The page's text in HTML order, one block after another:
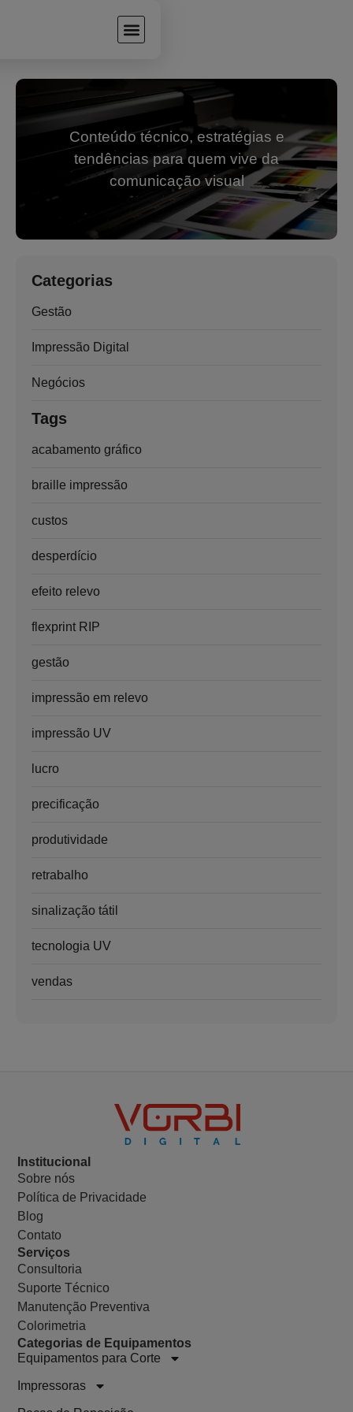
Conteúdo técnico, estratégias e
tendências para quem vive da
comunicação visual
Categorias
Gestão
Impressão Digital
Negócios
Tags
acabamento gráfico
braille impressão
custos
desperdício
efeito relevo
flexprint RIP
gestão
impressão em relevo
impressão UV
lucro
precificação
produtividade
retrabalho
sinalização tátil
tecnologia UV
vendas
Institucional
Sobre nós
Política de Privacidade
Blog
Contato
Serviços
Consultoria
Suporte Técnico
Manutenção Preventiva
Colorimetria
Categorias de Equipamentos
Equipamentos para Corte
Impressoras